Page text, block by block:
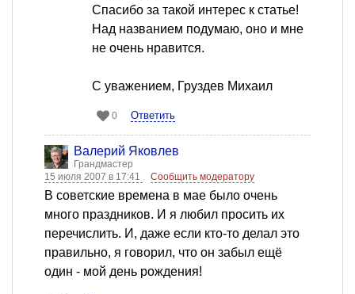
Спасибо за такой интерес к статье!
Над названием подумаю, оно и мне
не очень нравится.
С уважением, Груздев Михаил
0 Ответить
Валерий Яковлев
Грандмастер
15 июля 2007 в 17:41
Сообщить модератору
В советские времена в мае было очень
много праздников. И я любил просить их
перечислить. И, даже если кто-то делал это
правильно, я говорил, что он забыл ещё
один - мой день рождения!